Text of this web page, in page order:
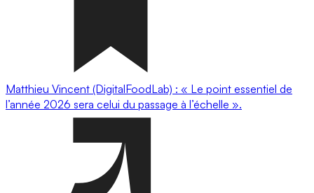
Matthieu Vincent (DigitalFoodLab) : « Le point essentiel de
l’année 2026 sera celui du passage à l’échelle ».